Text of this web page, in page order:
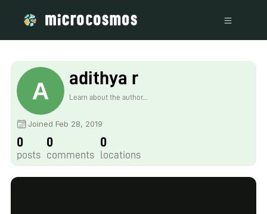
adithya r
Learn about the author...
Joined Feb 28, 2019
0
posts
0
comments
0
locations